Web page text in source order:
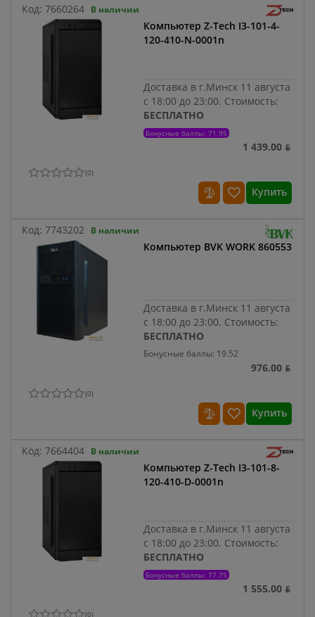
Код: 7660264 В наличии
Компьютер Z-Tech I3-101-4-
120-410-N-0001n
Доставка в г.Минск 11 августа
с 18:00 до 23:00. Стоимость:
БЕСПЛАТНО
Бонусные баллы: 71.95
1 439.00 ƃ
(0)
Купить
Код: 7743202 В наличии
Компьютер BVK WORK 860553
Доставка в г.Минск 11 августа
с 18:00 до 23:00. Стоимость:
БЕСПЛАТНО
Бонусные баллы: 19.52
976.00 ƃ
(0)
Купить
Код: 7664404 В наличии
Компьютер Z-Tech I3-101-8-
120-410-D-0001n
Доставка в г.Минск 11 августа
с 18:00 до 23:00. Стоимость:
БЕСПЛАТНО
Бонусные баллы: 77.75
1 555.00 ƃ
(0)